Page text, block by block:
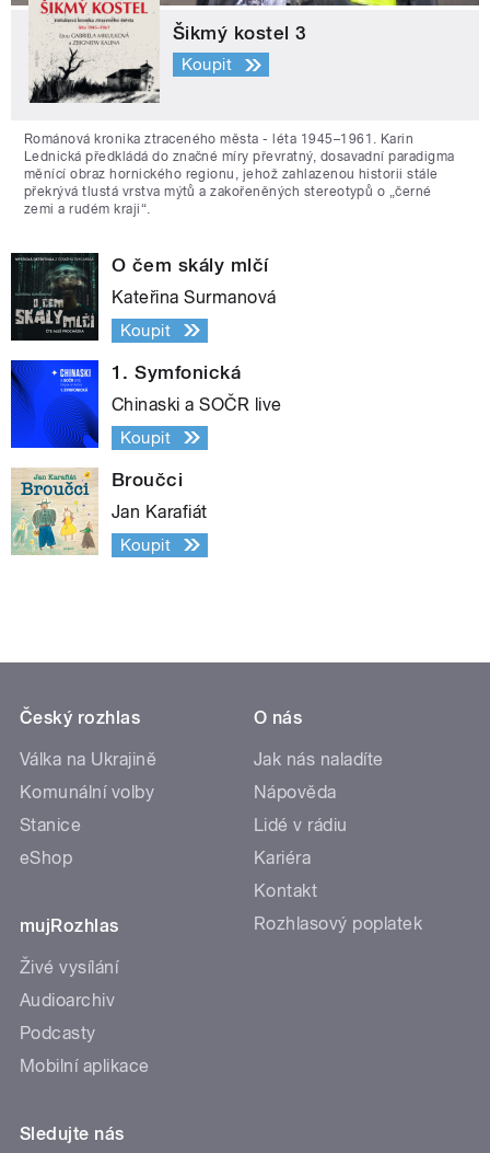
Šikmý kostel 3
Koupit
Románová kronika ztraceného města - léta 1945–1961. Karin
Lednická předkládá do značné míry převratný, dosavadní paradigma
měnící obraz hornického regionu, jehož zahlazenou historii stále
překrývá tlustá vrstva mýtů a zakořeněných stereotypů o „černé
zemi a rudém kraji“.
O čem skály mlčí
Kateřina Surmanová
Koupit
1. Symfonická
Chinaski a SOČR live
Koupit
Broučci
Jan Karafiát
Koupit
Český rozhlas
Válka na Ukrajině
Komunální volby
Stanice
eShop
mujRozhlas
Živé vysílání
Audioarchiv
Podcasty
Mobilní aplikace
O nás
Jak nás naladíte
Nápověda
Lidé v rádiu
Kariéra
Kontakt
Rozhlasový poplatek
Sledujte nás